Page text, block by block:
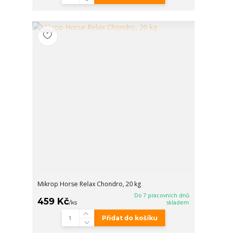
Mikrop Horse Relax Chondro, 20 kg
459 Kč/ks
Do 7 pracovních dnů
skladem
Přidat do košíku